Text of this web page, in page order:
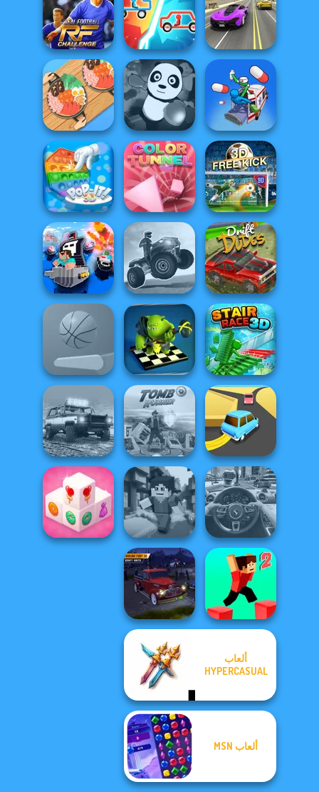
3D Bowling
3D Basketball
3D Solitaire
Street Car Race
Ultimate
Draw Car Fight
Real Football
Challenge
Healing Driver
Pet Party
Hot Pot Rush
Free Kick Classic
Color Tunnel
Pop It! 3D
Drift Dudes
ATV Ultimate
OffRoad
Noob vs Cops
Stair Race 3D
Checkers RPG:
Online PvP
Battl...
Flipper Dunk 3D
Turn Turn
Tomb Runner
Offroad Masters
Challenge
Traffic Jam 3D
Minicraft
Parking Fury 3D:
Bounty Hunter
ألعاب
HYPERCASUAL
ألعاب MSN